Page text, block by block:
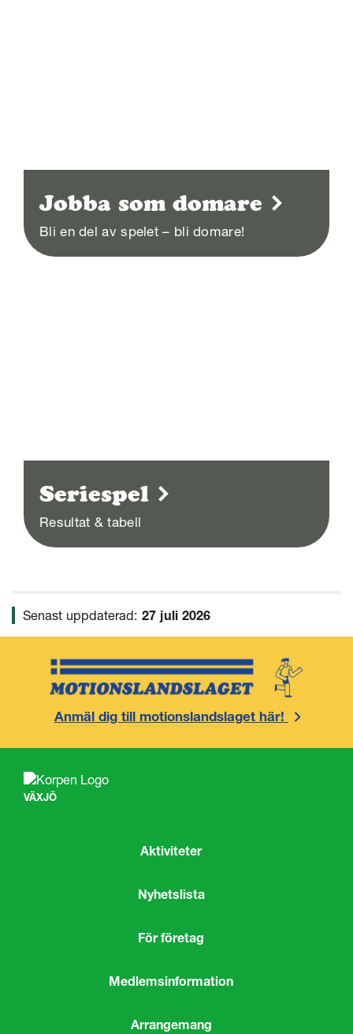
Jobba som domare
Bli en del av spelet – bli domare!
Seriespel
Resultat & tabell
Senast uppdaterad: 27 juli 2026
Anmäl dig till motionslandslaget här!
VÄXJÖ
Aktiviteter
Nyhetslista
För företag
Medlemsinformation
Arrangemang